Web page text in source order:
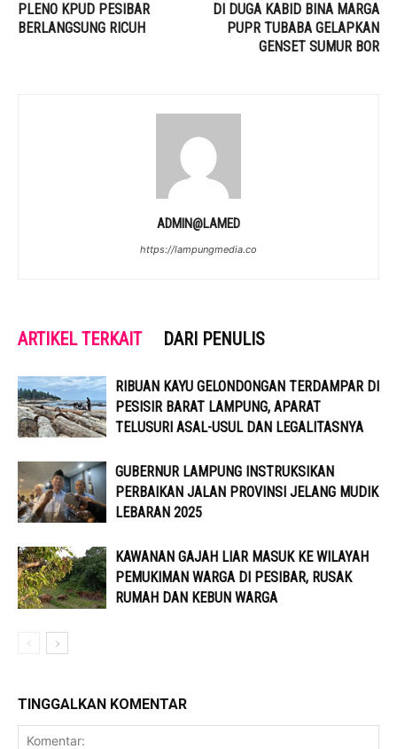
PLENO KPUD PESIBAR
BERLANGSUNG RICUH
DI DUGA KABID BINA MARGA
PUPR TUBABA GELAPKAN
GENSET SUMUR BOR
ADMIN@LAMED
https://lampungmedia.co
ARTIKEL TERKAIT DARI PENULIS
RIBUAN KAYU GELONDONGAN TERDAMPAR DI
PESISIR BARAT LAMPUNG, APARAT
TELUSURI ASAL-USUL DAN LEGALITASNYA
GUBERNUR LAMPUNG INSTRUKSIKAN
PERBAIKAN JALAN PROVINSI JELANG MUDIK
LEBARAN 2025
KAWANAN GAJAH LIAR MASUK KE WILAYAH
PEMUKIMAN WARGA DI PESIBAR, RUSAK
RUMAH DAN KEBUN WARGA
TINGGALKAN KOMENTAR